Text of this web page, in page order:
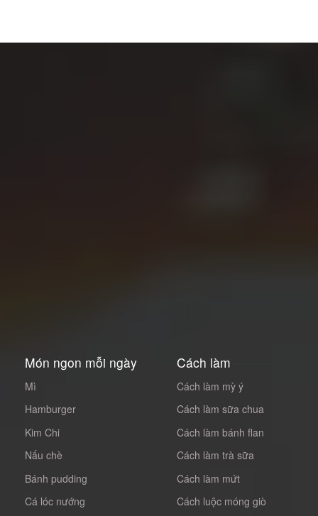
Món ngon mỗi ngày
Mì
Hamburger
Kim Chi
Nấu chè
Bánh pudding
Cá lóc nướng
Cách làm
Cách làm mỳ ý
Cách làm sữa chua
Cách làm bánh flan
Cách làm trà sữa
Cách làm mứt
Cách luộc móng giò